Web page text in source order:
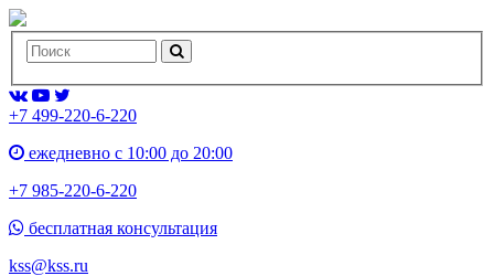
+7 499-220-6-220
ежедневно с 10:00 до 20:00
+7 985-220-6-220
бесплатная консультация
kss@kss.ru